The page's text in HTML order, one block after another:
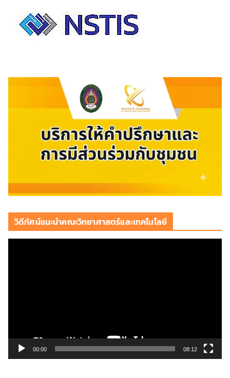
วิดีทัศน์แนะนำคณะวิทยาศาสตร์และเทคโนโลยี
ดี
00:00 08:12